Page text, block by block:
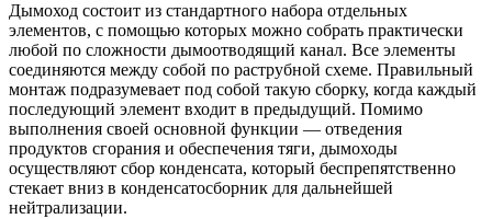
Дымоход состоит из стандартного набора отдельных
элементов, с помощью которых можно собрать практически
любой по сложности дымоотводящий канал. Все элементы
соединяются между собой по раструбной схеме. Правильный
монтаж подразумевает под собой такую сборку, когда каждый
последующий элемент входит в предыдущий. Помимо
выполнения своей основной функции — отведения
продуктов сгорания и обеспечения тяги, дымоходы
осуществляют сбор конденсата, который беспрепятственно
стекает вниз в конденсатосборник для дальнейшей
нейтрализации.